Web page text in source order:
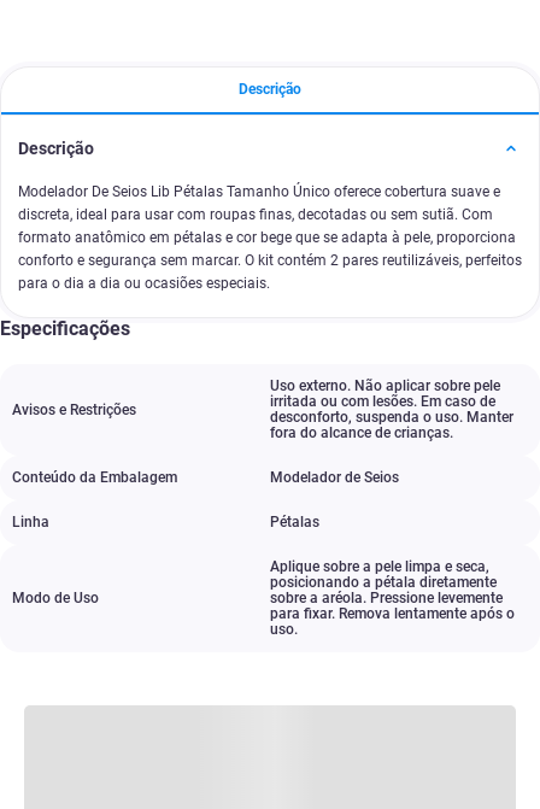
Descrição
Descrição
Modelador De Seios Lib Pétalas Tamanho Único oferece cobertura suave e
discreta, ideal para usar com roupas finas, decotadas ou sem sutiã. Com
formato anatômico em pétalas e cor bege que se adapta à pele, proporciona
conforto e segurança sem marcar. O kit contém 2 pares reutilizáveis, perfeitos
para o dia a dia ou ocasiões especiais.
Especificações
Avisos e Restrições
Uso externo. Não aplicar sobre pele
irritada ou com lesões. Em caso de
desconforto, suspenda o uso. Manter
fora do alcance de crianças.
Conteúdo da Embalagem Modelador de Seios
Linha Pétalas
Modo de Uso
Aplique sobre a pele limpa e seca,
posicionando a pétala diretamente
sobre a aréola. Pressione levemente
para fixar. Remova lentamente após o
uso.